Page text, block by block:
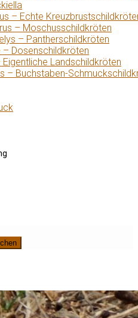
– Echte
– Moschusschildkröten
– Pantherschildkröten
– Dosenschildkröten
Landschildkröten
– Buchstaben-